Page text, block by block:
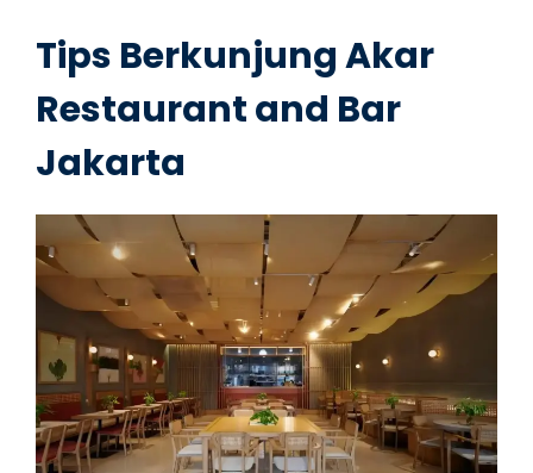
Tips Berkunjung Akar
Restaurant and Bar
Jakarta